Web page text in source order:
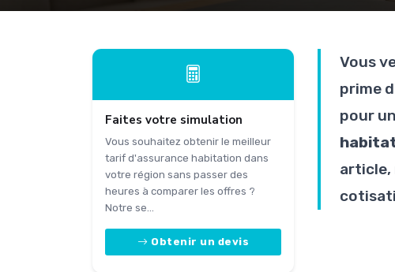
Faites votre simulation
Vous souhaitez obtenir le meilleur
tarif d'assurance habitation dans
votre région sans passer des
heures à comparer les offres ?
Notre se...
Obtenir un devis
Vous
prime
pour
article,